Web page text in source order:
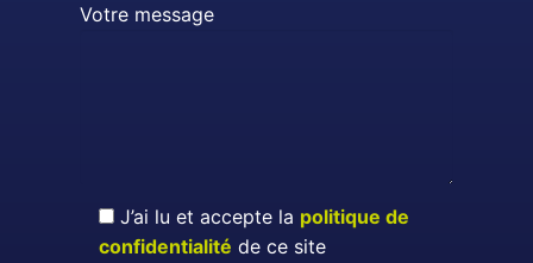
Votre message
J’ai lu et accepte la politique de
confidentialité de ce site